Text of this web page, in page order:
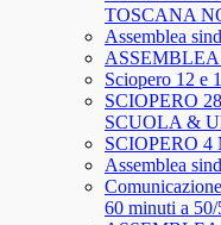
TOSCANA
Assemblea
Sciopero 12 e
SCIOPERO
SCUOLA &
SCIOPERO 4
Assemblea
60 minuti a